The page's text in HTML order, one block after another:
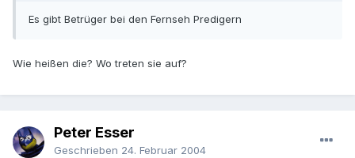
Es gibt Betrüger bei den Fernseh Predigern
Wie heißen die? Wo treten sie auf?
Peter Esser
Geschrieben 24. Februar 2004